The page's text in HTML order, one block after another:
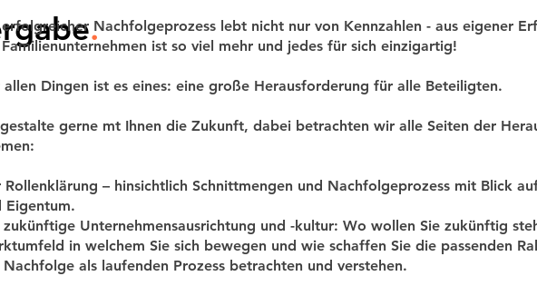
.
Nachfolgeprozess lebt nicht nur von Kennzahlen - aus eigener
ist so viel mehr und jedes für sich einzigartig!
allen Dingen ist es eines: eine große Herausforderung für alle Beteiligten.
gerne mt Ihnen die Zukunft, dabei betrachten wir alle Seiten der
Rollenklärung – hinsichtlich Schnittmengen und Nachfolgeprozess mit Blick
Eigentum.
zukünftige Unternehmensausrichtung und -kultur: Wo wollen Sie zukünftig
in welchem Sie sich bewegen und wie schaffen Sie die passenden
Nachfolge als laufenden Prozess betrachten und verstehen.